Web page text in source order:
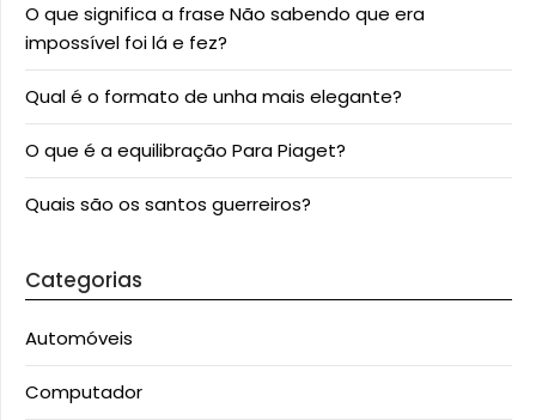
O que significa a frase Não sabendo que era
impossível foi lá e fez?
Qual é o formato de unha mais elegante?
O que é a equilibração Para Piaget?
Quais são os santos guerreiros?
Categorias
Automóveis
Computador